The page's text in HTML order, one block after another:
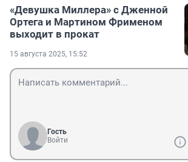
«Девушка Миллера» с Дженной
Ортега и Мартином Фрименом
выходит в прокат
15 августа 2025, 15:52
Гость
Войти